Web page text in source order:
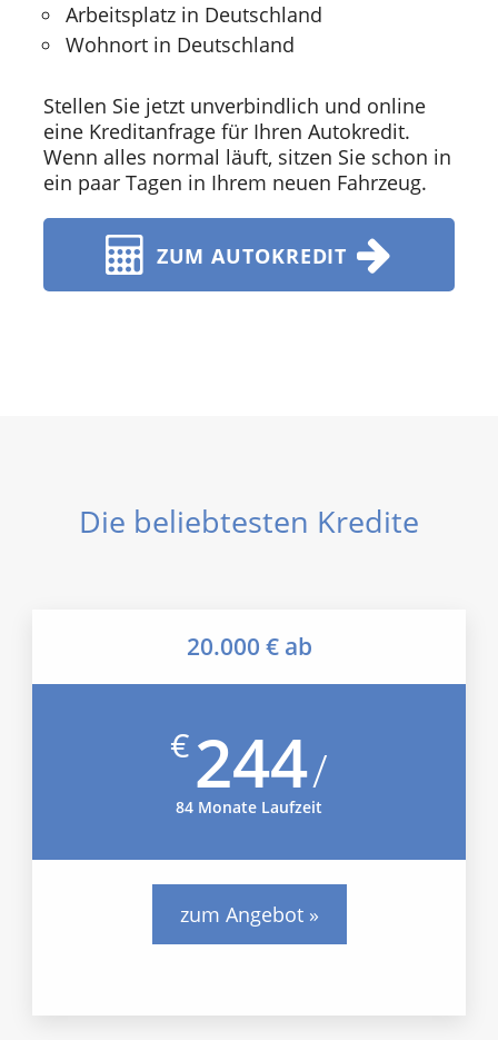
Arbeitsplatz in Deutschland
Wohnort in Deutschland
Stellen Sie jetzt unverbindlich und online
eine Kreditanfrage für Ihren Autokredit.
Wenn alles normal läuft, sitzen Sie schon in
ein paar Tagen in Ihrem neuen Fahrzeug.
ZUM AUTOKREDIT
Die beliebtesten Kredite
20.000 € ab
€244/
84 Monate Laufzeit
zum Angebot »